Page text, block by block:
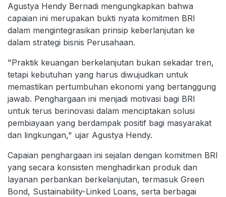
Agustya Hendy Bernadi mengungkapkan bahwa
capaian ini merupakan bukti nyata komitmen BRI
dalam mengintegrasikan prinsip keberlanjutan ke
dalam strategi bisnis Perusahaan.
"Praktik keuangan berkelanjutan bukan sekadar tren,
tetapi kebutuhan yang harus diwujudkan untuk
memastikan pertumbuhan ekonomi yang bertanggung
jawab. Penghargaan ini menjadi motivasi bagi BRI
untuk terus berinovasi dalam menciptakan solusi
pembiayaan yang berdampak positif bagi masyarakat
dan lingkungan," ujar Agustya Hendy.
Capaian penghargaan ini sejalan dengan komitmen BRI
yang secara konsisten menghadirkan produk dan
layanan perbankan berkelanjutan, termasuk Green
Bond, Sustainability-Linked Loans, serta berbagai